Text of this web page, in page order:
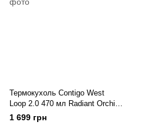
Термокухоль Contigo West
Loop 2.0 470 мл Radiant Orchid
(2035766)
1 699 грн